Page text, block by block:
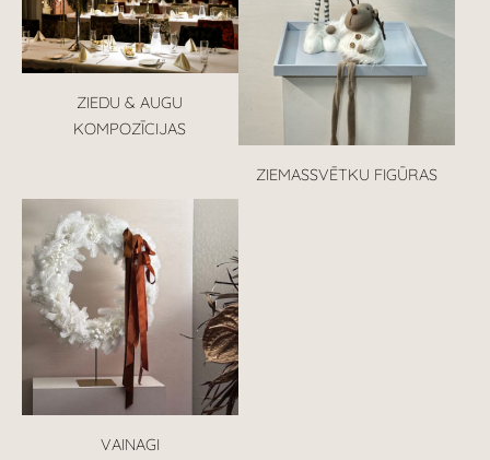
ZIEDU & AUGU
KOMPOZĪCIJAS
ZIEMASSVĒTKU FIGŪRAS
VAINAGI